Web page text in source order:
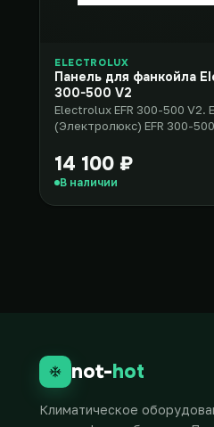
ELECTROLUX
Панель для фанкойла
300-500 V2
Electrolux EFR 300-500 V2.
(Электролюкс) EFR 300-
14 100 ₽
В наличии
not-hot
Климатическое